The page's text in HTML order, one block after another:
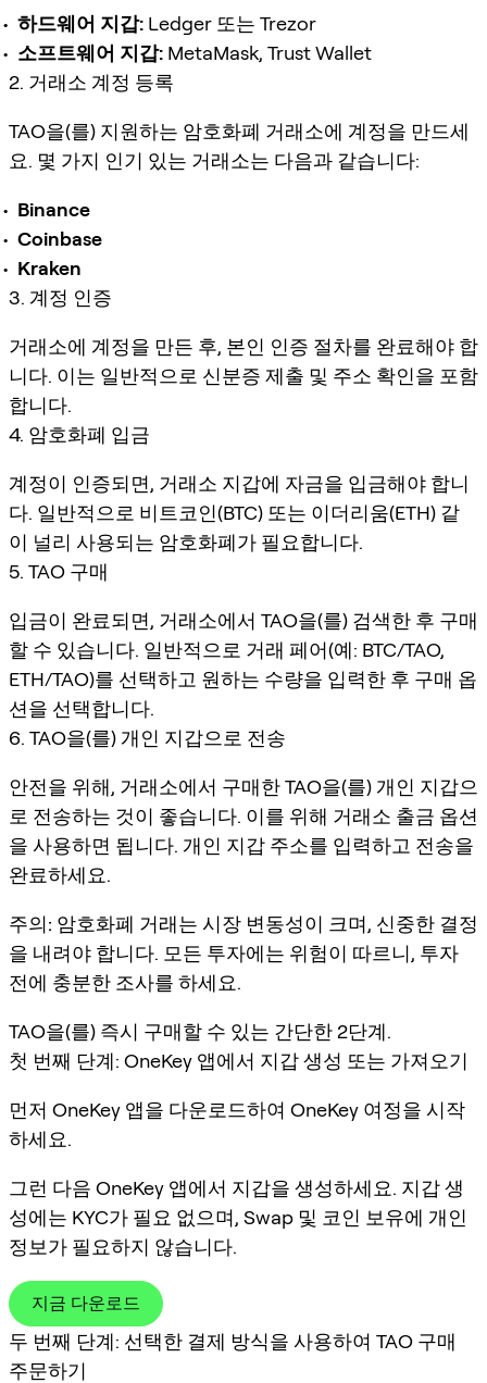
하드웨어 지갑: Ledger 또는 Trezor
소프트웨어 지갑: MetaMask, Trust Wallet
2. 거래소 계정 등록
TAO을(를) 지원하는 암호화폐 거래소에 계정을 만드세
요. 몇 가지 인기 있는 거래소는 다음과 같습니다:
Binance
Coinbase
Kraken
3. 계정 인증
거래소에 계정을 만든 후, 본인 인증 절차를 완료해야 합
니다. 이는 일반적으로 신분증 제출 및 주소 확인을 포함
합니다.
4. 암호화폐 입금
계정이 인증되면, 거래소 지갑에 자금을 입금해야 합니
다. 일반적으로 비트코인(BTC) 또는 이더리움(ETH) 같
이 널리 사용되는 암호화폐가 필요합니다.
5. TAO 구매
입금이 완료되면, 거래소에서 TAO을(를) 검색한 후 구매
할 수 있습니다. 일반적으로 거래 페어(예: BTC/TAO,
ETH/TAO)를 선택하고 원하는 수량을 입력한 후 구매 옵
션을 선택합니다.
6. TAO을(를) 개인 지갑으로 전송
안전을 위해, 거래소에서 구매한 TAO을(를) 개인 지갑으
로 전송하는 것이 좋습니다. 이를 위해 거래소 출금 옵션
을 사용하면 됩니다. 개인 지갑 주소를 입력하고 전송을
완료하세요.
주의: 암호화폐 거래는 시장 변동성이 크며, 신중한 결정
을 내려야 합니다. 모든 투자에는 위험이 따르니, 투자
전에 충분한 조사를 하세요.
TAO을(를) 즉시 구매할 수 있는 간단한 2단계.
첫 번째 단계: OneKey 앱에서 지갑 생성 또는 가져오기
먼저 OneKey 앱을 다운로드하여 OneKey 여정을 시작
하세요.
그런 다음 OneKey 앱에서 지갑을 생성하세요. 지갑 생
성에는 KYC가 필요 없으며, Swap 및 코인 보유에 개인
정보가 필요하지 않습니다.
지금 다운로드
두 번째 단계: 선택한 결제 방식을 사용하여 TAO 구매
주문하기